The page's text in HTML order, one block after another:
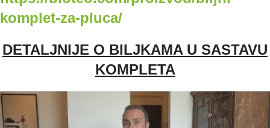
komplet-za-pluca/
DETALJNIJE O BILJKAMA U SASTAVU
KOMPLETA